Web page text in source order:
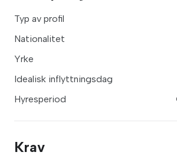
Typ av profil
Nationalitet
Yrke
Idealisk inflyttningsdag
Hyresperiod
Krav